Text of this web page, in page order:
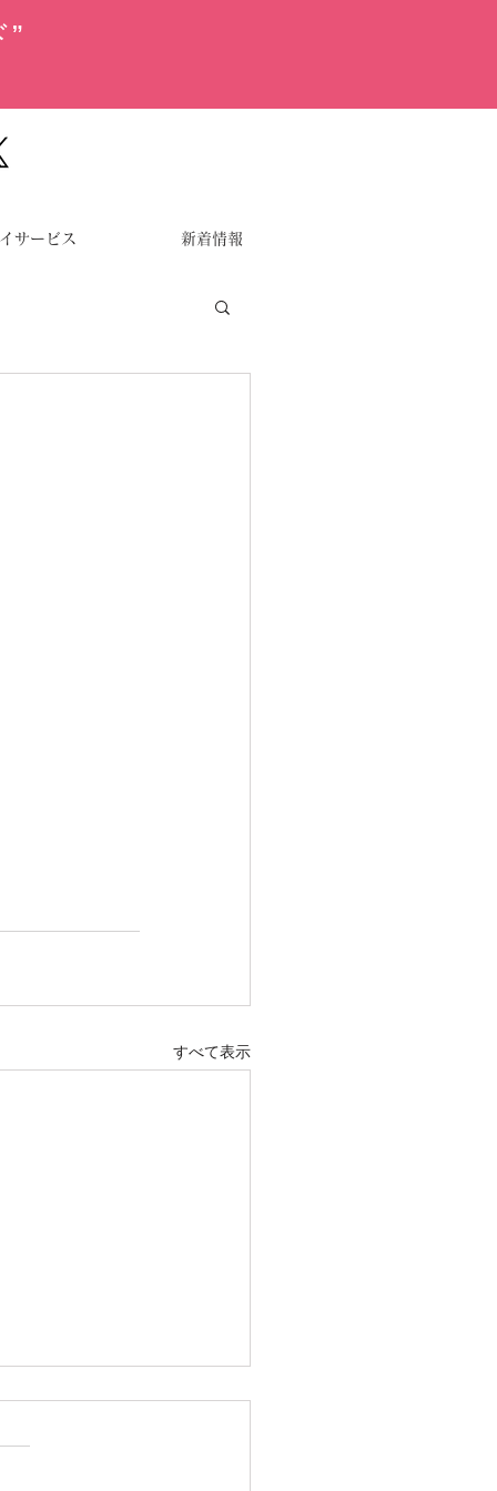
サービス 新着情報
すべて表示